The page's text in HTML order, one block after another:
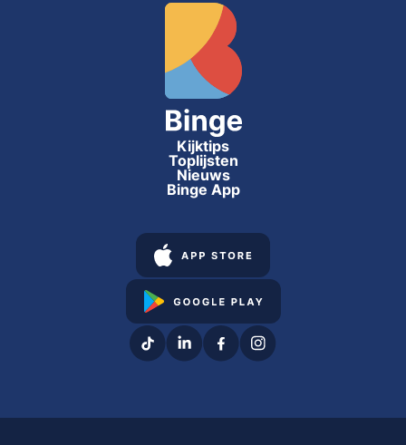
Kijktips
Toplijsten
Nieuws
Binge App